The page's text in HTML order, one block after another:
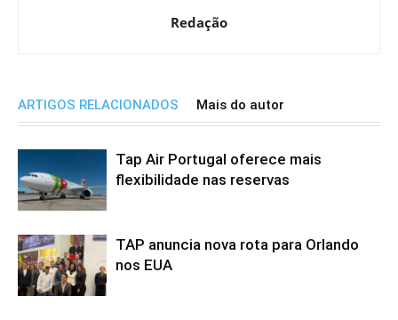
Redação
ARTIGOS RELACIONADOS Mais do autor
Tap Air Portugal oferece mais
flexibilidade nas reservas
TAP anuncia nova rota para Orlando
nos EUA